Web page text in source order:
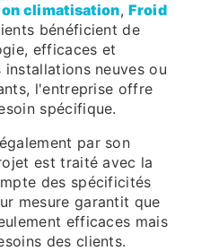
climatisation,Froid
bénéficient de
efficaces et
neuves ou
l'entreprise offre
spécifique.
par son
est traité avec la
des spécificités
mesure garantit que
efficaces mais
des clients.